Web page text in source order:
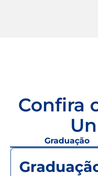
Confira
Graduação